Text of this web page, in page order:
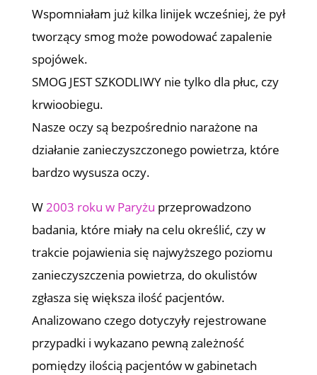
Wspomniałam już kilka linijek wcześniej, że pył
tworzący smog może powodować zapalenie
spojówek.
SMOG JEST SZKODLIWY nie tylko dla płuc, czy
krwioobiegu.
Nasze oczy są bezpośrednio narażone na
działanie zanieczyszczonego powietrza, które
bardzo wysusza oczy.
W2003 roku w Paryżu przeprowadzono
badania, które miały na celu określić, czy w
trakcie pojawienia się najwyższego poziomu
zanieczyszczenia powietrza, do okulistów
zgłasza się większa ilość pacjentów.
Analizowano czego dotyczyły rejestrowane
przypadki i wykazano pewną zależność
pomiędzy ilością pacjentów w gabinetach